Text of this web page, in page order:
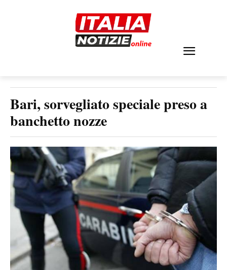
Bari, sorvegliato speciale preso a
banchetto nozze